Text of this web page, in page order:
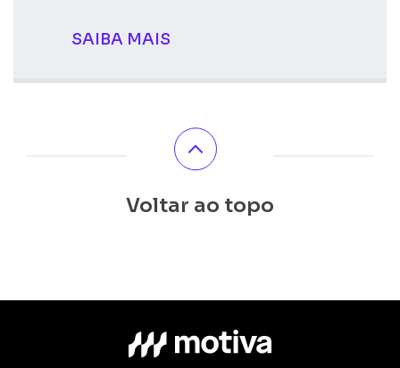
SAIBA MAIS
Voltar ao topo